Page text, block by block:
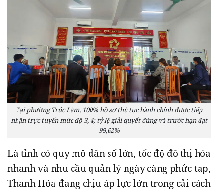
Tại phường Trúc Lâm, 100% hồ sơ thủ tục hành chính được tiếp
nhận trực tuyến mức độ 3, 4; tỷ lệ giải quyết đúng và trước hạn đạt
99,62%
Là tỉnh có quy mô dân số lớn, tốc độ đô thị hóa
nhanh và nhu cầu quản lý ngày càng phức tạp,
Thanh Hóa đang chịu áp lực lớn trong cải cách